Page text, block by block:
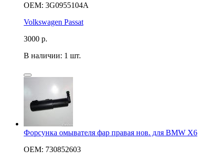
OEM: 3G0955104A
Volkswagen Passat
3000 р.
В наличии: 1 шт.
Форсунка омывателя фар правая нов. для BMW X6
OEM: 730852603